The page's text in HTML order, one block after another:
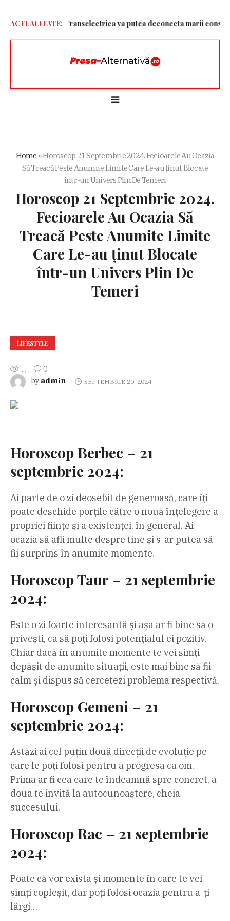
ACTUALITATE:
ploaie. Transelectrica va putea deconecta marii
Home »Horoscop 21 Septembrie 2024. Fecioarele Au Ocazia
Să Treacă Peste Anumite Limite Care Le-au ținut Blocate
într-un Univers Plin De Temeri
Horoscop 21 Septembrie 2024.
Fecioarele Au Ocazia Să
Treacă Peste Anumite Limite
Care Le-au ținut Blocate
într-un Univers Plin De
Temeri
LIFESTYLE
...
0
by admin SEPTEMBRIE 20, 2024
Horoscop Berbec – 21
septembrie 2024:
Ai parte de o zi deosebit de generoasă, care îți
poate deschide porțile către o nouă înțelegere a
propriei ființe și a existenței, în general. Ai
ocazia să afli multe despre tine și s-ar putea să
fii surprins în anumite momente.
Horoscop Taur – 21 septembrie
2024:
Este o zi foarte interesantă și așa ar fi bine să o
privești, ca să poți folosi potențialul ei pozitiv.
Chiar dacă în anumite momente te vei simți
depășit de anumite situații, este mai bine să fii
calm și dispus să cercetezi problema respectivă.
Horoscop Gemeni – 21
septembrie 2024:
Astăzi ai cel puțin două direcții de evoluție pe
care le poți folosi pentru a progresa ca om.
Prima ar fi cea care te îndeamnă spre concret, a
doua te invită la autocunoaștere, cheia
succesului.
Horoscop Rac – 21 septembrie
2024:
Poate că vor exista și momente în care te vei
simți copleșit, dar poți folosi ocazia pentru a-ți
lărgi…